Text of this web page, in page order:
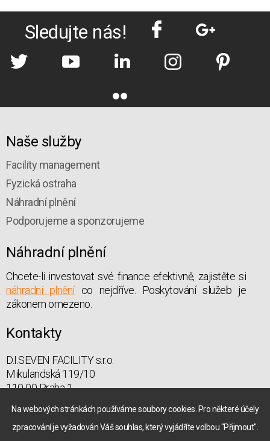
Sledujte nás!
Naše služby
Facility management
Fyzická ostraha
Náhradní plnění
Podporujeme a sponzorujeme
Náhradní plnění
Chcete-li investovat své finance efektivně, zajistěte si
náhradní plněníco nejdříve. Poskytování služeb je
zákonem omezeno.
Kontakty
D.I.SEVEN FACILITY s.r.o.
Mikulandská 119/10
110 00 Praha 1
praha@diseven.cz
Na webových stránkách používáme soubory cookies. Pro některé účely
zpracování je vyžadován Váš souhlas, který vyjádříte volbou "Přijmout".